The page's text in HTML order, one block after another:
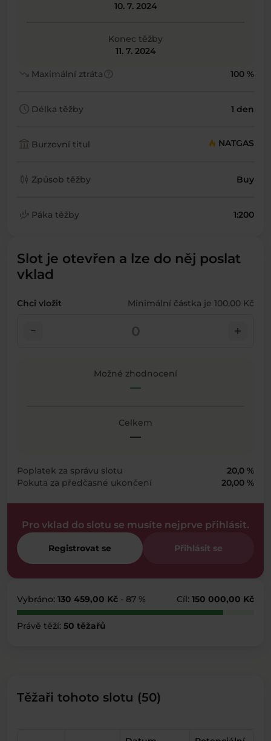
10. 7. 2024
Konec těžby
11. 7. 2024
trending_down Maximální ztrátahelp 100 %
schedule Délka těžby 1 den
account_balance Burzovní titul NATGAS
candlestick_chart Způsob těžby Buy
finance_mode Páka těžby 1:200
Slot je otevřen a lze do něj poslat
vklad
Chci vložit Minimální částka je 100,00 Kč
check_indeterminate_small add
Možné zhodnocení
—
Celkem
—
Poplatek za správu slotu
20,0 %
Pokuta za předčasné ukončení
20,00 %
Pro vklad do slotu se musíte nejprve přihlásit.
Registrovat se Přihlásit se
Vybráno: 130 459,00 Kč - 87 % Cíl: 150 000,00 Kč
Právě těží: 50 těžařů
Těžaři tohoto slotu (50)